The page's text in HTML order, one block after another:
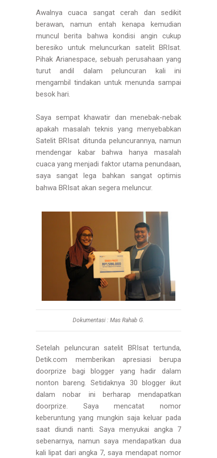
Awalnya cuaca sangat cerah dan sedikit
berawan, namun entah kenapa kemudian
muncul berita bahwa kondisi angin cukup
beresiko untuk meluncurkan satelit BRIsat.
Pihak Arianespace, sebuah perusahaan yang
turut andil dalam peluncuran kali ini
mengambil tindakan untuk menunda sampai
besok hari.
Saya sempat khawatir dan menebak-nebak
apakah masalah teknis yang menyebabkan
Satelit BRIsat ditunda peluncurannya, namun
mendengar kabar bahwa hanya masalah
cuaca yang menjadi faktor utama penundaan,
saya sangat lega bahkan sangat optimis
bahwa BRIsat akan segera meluncur.
Dokumentasi : Mas Rahab G.
Setelah peluncuran satelit BRIsat tertunda,
Detik.com memberikan apresiasi berupa
doorprize bagi blogger yang hadir dalam
nonton bareng. Setidaknya 30 blogger ikut
dalam nobar ini berharap mendapatkan
doorprize. Saya mencatat nomor
keberuntung yang mungkin saja keluar pada
saat diundi nanti. Saya menyukai angka 7
sebenarnya, namun saya mendapatkan dua
kali lipat dari angka 7, saya mendapat nomor